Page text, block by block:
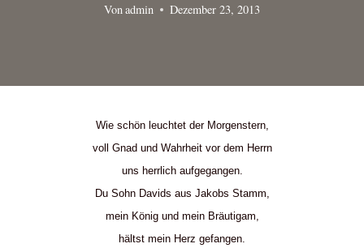
Vonadmin Dezember 23, 2013
Wie schön leuchtet der Morgenstern,
voll Gnad und Wahrheit vor dem Herrn
uns herrlich aufgegangen.
Du Sohn Davids aus Jakobs Stamm,
mein König und mein Bräutigam,
hältst mein Herz gefangen.